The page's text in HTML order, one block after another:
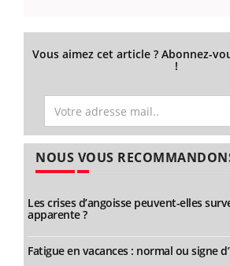
Vous aimez cet article ? Abonnez-
!
NOUS VOUS
Les crises d’angoisse peuvent-elles
apparente ?
Fatigue en vacances : normal ou signe